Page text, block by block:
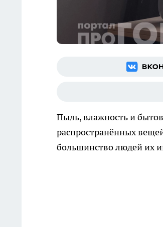
Пыль, влажность и
распространённых
большинство людей их